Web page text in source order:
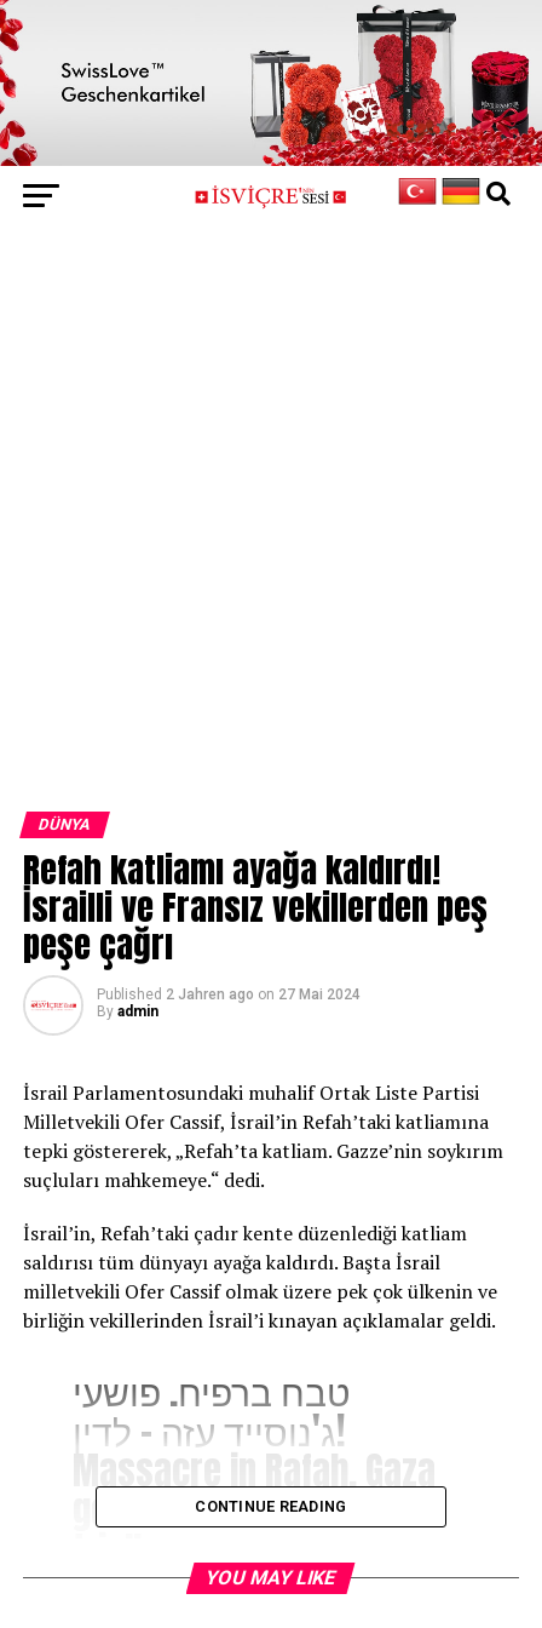
DÜNYA
Refah katliamı ayağa kaldırdı!
İsrailli ve Fransız vekillerden peş
peşe çağrı
Published 2 Jahren ago on 27 Mai 2024
By admin
İsrail Parlamentosundaki muhalif Ortak Liste Partisi
Milletvekili Ofer Cassif, İsrail’in Refah’taki katliamına
tepki göstererek, „Refah’ta katliam. Gazze’nin soykırım
suçluları mahkemeye.“ dedi.
İsrail’in, Refah’taki çadır kente düzenlediği katliam
saldırısı tüm dünyayı ayağa kaldırdı. Başta İsrail
milletvekili Ofer Cassif olmak üzere pek çok ülkenin ve
birliğin vekillerinden İsrail’i kınayan açıklamalar geldi.
טבח ברפיח. פושעי
ג'נוסייד עזה – לדין!
Massacre in Rafah. Gaza
genocidal criminals – to
pic.twitter.com/IA3xZvkw
CONTINUE READING
YOU MAY LIKE